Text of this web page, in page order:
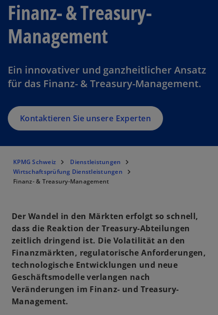
Finanz- & Treasury-
Management
Ein innovativer und ganzheitlicher Ansatz
für das Finanz- & Treasury-Management.
Kontaktieren Sie unsere Experten
KPMG Schweiz
Dienstleistungen
Wirtschaftsprüfung Dienstleistungen
Finanz- & Treasury-Management
Der Wandel in den Märkten erfolgt so schnell,
dass die Reaktion der Treasury-Abteilungen
zeitlich dringend ist. Die Volatilität an den
Finanzmärkten, regulatorische Anforderungen,
technologische Entwicklungen und neue
Geschäftsmodelle verlangen nach
Veränderungen im Finanz- und Treasury-
Management.